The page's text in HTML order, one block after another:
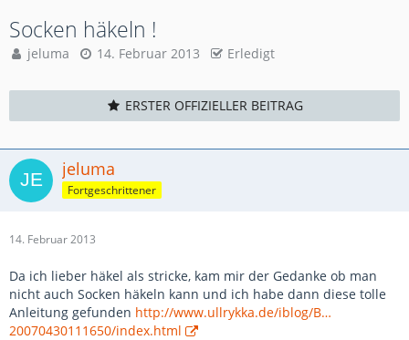
Socken häkeln !
jeluma 14. Februar 2013 Erledigt
ERSTER OFFIZIELLER BEITRAG
jeluma
Fortgeschrittener
14. Februar 2013
Da ich lieber häkel als stricke, kam mir der Gedanke ob man
nicht auch Socken häkeln kann und ich habe dann diese tolle
Anleitung gefunden http://www.ullrykka.de/iblog/B…
20070430111650/index.html